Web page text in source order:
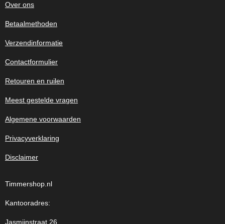
Over ons
Betaalmethoden
Verzendinformatie
Contactformulier
Retouren en ruilen
Meest gestelde vragen
Algemene voorwaarden
Privacyverklaring
Disclaimer
Timmershop.nl
Kantooradres:
Jasmijnstraat 26